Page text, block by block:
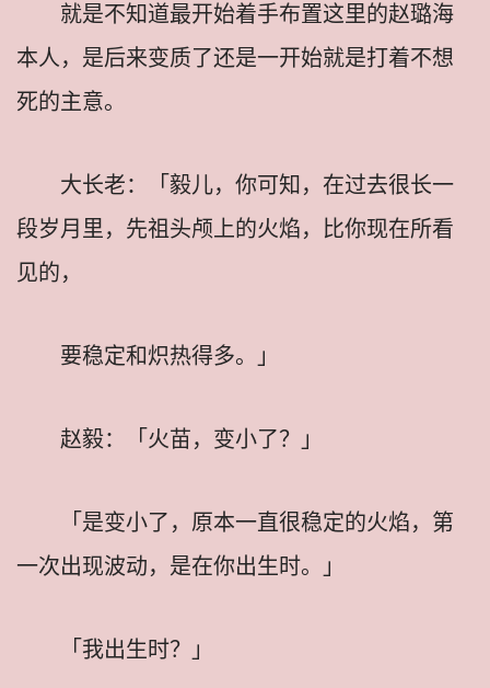
就是不知道最开始着手布置这里的赵璐海
本人，是后来变质了还是一开始就是打着不想
死的主意。
大长老：「毅儿，你可知，在过去很长一
段岁月里，先祖头颅上的火焰，比你现在所看
见的，
要稳定和炽热得多。」
赵毅：「火苗，变小了？」
「是变小了，原本一直很稳定的火焰，第
一次出现波动，是在你出生时。」
「我出生时？」